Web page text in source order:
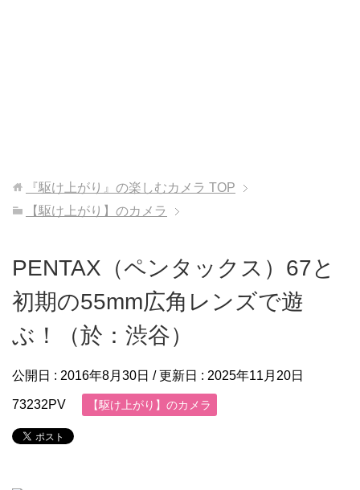
『駆け上がり』の楽しむカメラ TOP
【駆け上がり】のカメラ
PENTAX（ペンタックス）67と
初期の55mm広角レンズで遊
ぶ！（於：渋谷）
公開日 : 2016年8月30日 / 更新日 : 2025年11月20日
73232PV 【駆け上がり】のカメラ